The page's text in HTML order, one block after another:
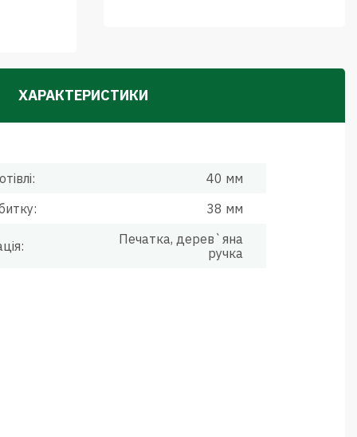
ХАРАКТЕРИСТИКИ
40 мм
38 мм
Печатка, дерев`яна
ручка